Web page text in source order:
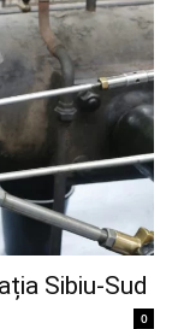
Sibiu-Sud
0